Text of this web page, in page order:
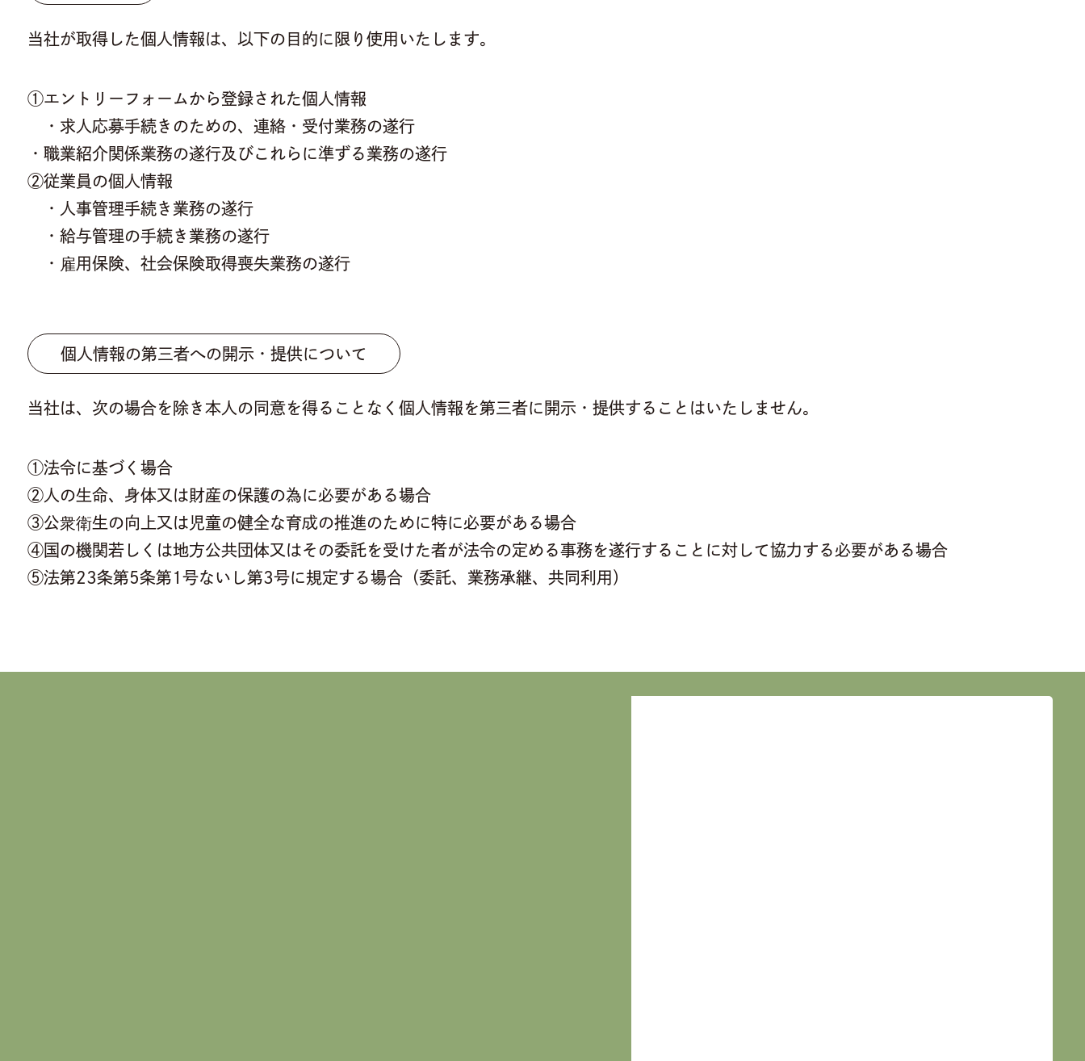
当社が取得した個人情報は、以下の目的に限り使用いたします。
①エントリーフォームから登録された個人情報
・求人応募手続きのための、連絡・受付業務の遂行
・職業紹介関係業務の遂行及びこれらに準ずる業務の遂行
②従業員の個人情報
・人事管理手続き業務の遂行
・給与管理の手続き業務の遂行
・雇用保険、社会保険取得喪失業務の遂行
個人情報の第三者への開示・提供について
当社は、次の場合を除き本人の同意を得ることなく個人情報を第三者に開示・提供することはいたしません。
①法令に基づく場合
②人の生命、身体又は財産の保護の為に必要がある場合
③公衆衛生の向上又は児童の健全な育成の推進のために特に必要がある場合
④国の機関若しくは地方公共団体又はその委託を受けた者が法令の定める事務を遂行することに対して協力する必要がある場合
⑤法第23条第5条第1号ないし第3号に規定する場合（委託、業務承継、共同利用）